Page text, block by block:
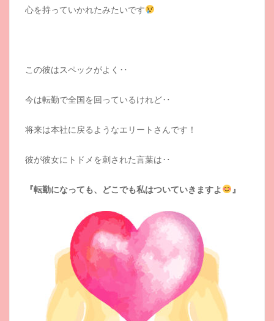
心を持っていかれたみたいです
この彼はスペックがよく‥
今は転勤で全国を回っているけれど‥
将来は本社に戻るようなエリートさんです！
彼が彼女にトドメを刺された言葉は‥
『転勤になっても、どこでも私はついていきますよ 』